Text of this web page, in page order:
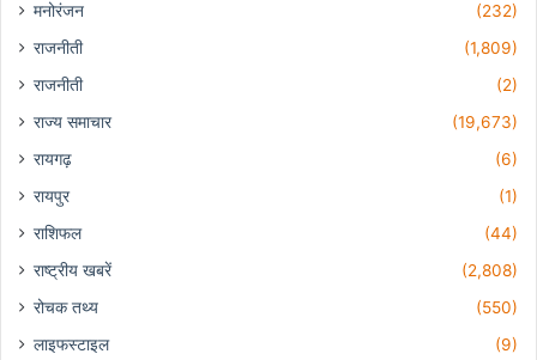
मनोरंजन
(232)
राजनीती
(1,809)
राजनीती
(2)
राज्य समाचार
(19,673)
रायगढ़
(6)
रायपुर
(1)
राशिफल
(44)
राष्ट्रीय खबरें
(2,808)
रोचक तथ्य
(550)
लाइफस्टाइल
(9)